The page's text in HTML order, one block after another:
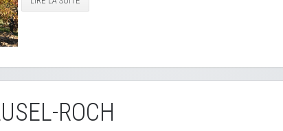
ROCH